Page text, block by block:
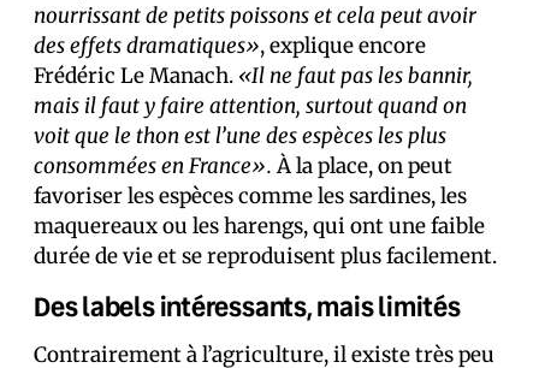
nourrissant de petits poissons et cela peut avoir
des effets dramatiques», explique encore
Frédéric Le Manach. «Il ne faut pas les bannir,
mais il faut y faire attention, surtout quand on
voit que le thon est l’une des espèces les plus
consommées en France».À la place, on peut
favoriser les espèces comme les sardines, les
maquereaux ou les harengs, qui ont une faible
durée de vie et se reproduisent plus facilement.
Des labels intéressants, mais limités
Contrairement à l’agriculture, il existe très peu